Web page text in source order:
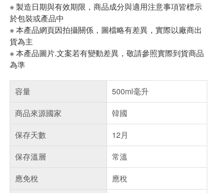
※ 製造日期與有效期限，商品成分與適用注意事項皆標示
於包裝或產品中
※ 本產品網頁因拍攝關係，圖檔略有差異，實際以廠商出
貨為主
※ 本產品圖片.文案若有變動差異，敬請參照實際到貨商品
為準
容量
500ml毫升
商品來源國家
韓國
保存天數
12月
保存溫層
常溫
應免稅
應稅